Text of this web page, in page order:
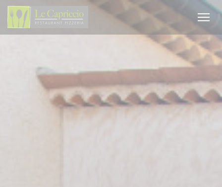
クッキー利用の管理について